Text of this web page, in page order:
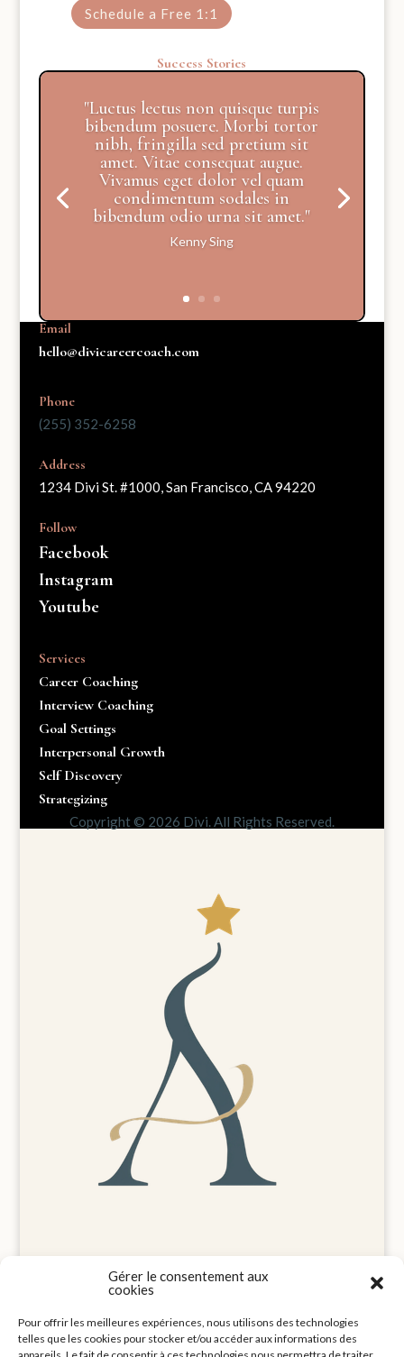
Gérer le consentement aux
cookies
Pour offrir les meilleures expériences, nous utilisons des technologies
telles que les cookies pour stocker et/ou accéder aux informations des
Schedule a Free 1:1
Success Stories
"Luctus lectus non quisque turpis
bibendum posuere. Morbi tortor
nibh, fringilla sed pretium sit
amet. Vitae consequat augue.
Vivamus eget dolor vel quam
condimentum sodales in
bibendum odio urna sit amet."
Kenny Sing
Email
hello@divicareercoach.com
Phone
(255) 352-6258
Address
1234 Divi St. #1000, San Francisco, CA 94220
Follow
Facebook
Instagram
Youtube
Services
Career Coaching
Interview Coaching
Goal Settings
Interpersonal Growth
Self Discovery
Strategizing
Copyright © 2026 Divi. All Rights Reserved.
Mentions légales
Politique de cookies (UE)